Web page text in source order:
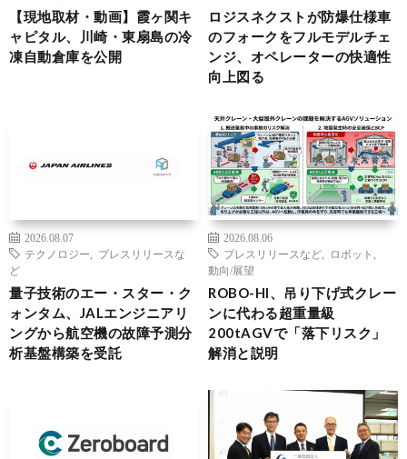
【現地取材・動画】霞ヶ関キ
ャピタル、川崎・東扇島の冷
凍自動倉庫を公開
ロジスネクストが防爆仕様車
のフォークをフルモデルチェ
ンジ、オペレーターの快適性
向上図る
2026.08.07
テクノロジー
プレスリリースな
ど
量子技術のエー・スター・ク
ォンタム、JALエンジニアリ
ングから航空機の故障予測分
析基盤構築を受託
2026.08.06
プレスリリースなど
ロボット
動向/展望
ROBO-HI、吊り下げ式クレー
ンに代わる超重量級
200tAGVで「落下リスク」
解消と説明